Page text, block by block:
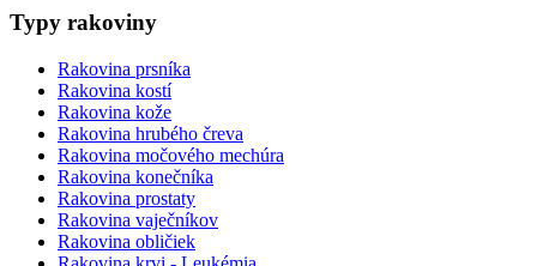
Typy rakoviny
Rakovina prsníka
Rakovina kostí
Rakovina kože
Rakovina hrubého čreva
Rakovina močového mechúra
Rakovina konečníka
Rakovina prostaty
Rakovina vaječníkov
Rakovina obličiek